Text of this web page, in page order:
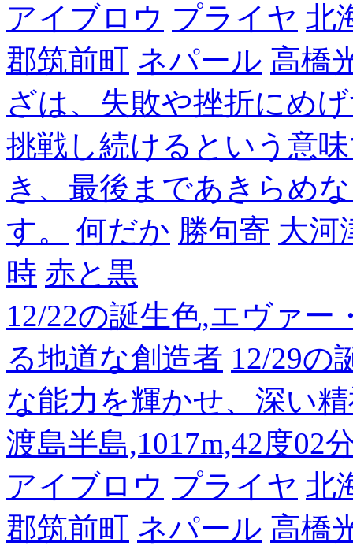
アイブロウ プライヤ 北
郡筑前町 ネパール 高橋
ざは、失敗や挫折にめ
挑戦し続けるという意
き、最後まであきらめ
す。
何だか 勝句寄 大河
時 赤と黒
12/22の誕生色,エヴァ
る地道な創造者 12/29の
な能力を輝かせ、深い
渡島半島,1017m,42度02
アイブロウ プライヤ 北
郡筑前町 ネパール 高橋